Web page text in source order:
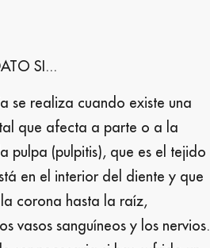
SI...
se realiza cuando existe una
que afecta a parte o a la
pulpa (pulpitis), que es el tejido
en el interior del diente y que
corona hasta la raíz,
vasos sanguíneos y los nervios.